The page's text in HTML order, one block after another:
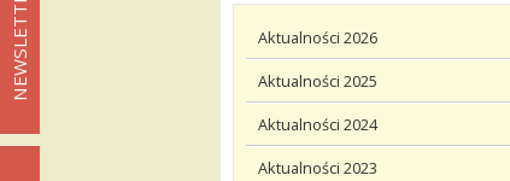
Menu podstrony
Aktualności 2026
Aktualności 2025
Aktualności 2024
Aktualności 2023
NEWSLETTER